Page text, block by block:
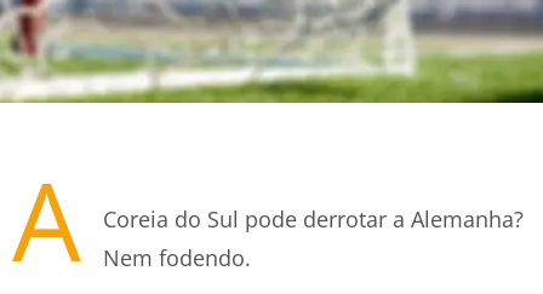
A
Coreia do Sul pode derrotar a Alemanha?
Nem fodendo.